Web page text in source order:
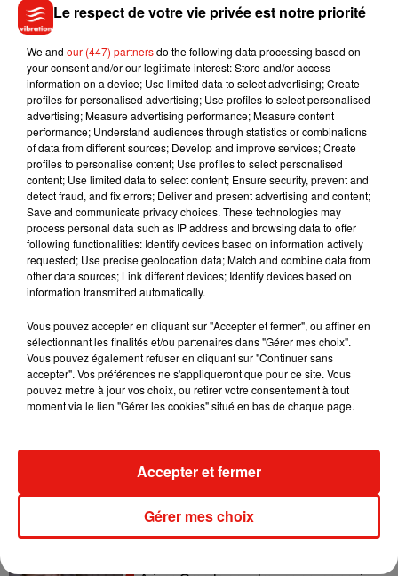
Musique
5 août 2026
Benny Blanco invite Selena Gomez et
Becky G sur son nouveau single
live session solaire
Le respect de votre vie privée est notre priorité
We and our (447) partnersdo the following data processing based on
your consent and/or our legitimate interest: Store and/or access
information on a device; Use limited data to select advertising; Create
profiles for personalised advertising; Use profiles to select personalised
advertising; Measure advertising performance; Measure content
performance; Understand audiences through statistics or combinations
of data from different sources; Develop and improve services; Create
profiles to personalise content; Use profiles to select personalised
content; Use limited data to select content; Ensure security, prevent and
detect fraud, and fix errors; Deliver and present advertising and content;
Save and communicate privacy choices. These technologies may
process personal data such as IP address and browsing data to offer
following functionalities: Identify devices based on information actively
requested; Use precise geolocation data; Match and combine data from
other data sources; Link different devices; Identify devices based on
information transmitted automatically.
Vous pouvez accepter en cliquant sur "Accepter et fermer", ou affiner en
sélectionnant les finalités et/ou partenaires dans "Gérer mes choix".
Vous pouvez également refuser en cliquant sur "Continuer sans
accepter". Vos préférences ne s'appliqueront que pour ce site. Vous
pouvez mettre à jour vos choix, ou retirer votre consentement à tout
moment via le lien "Gérer les cookies" situé en bas de chaque page.
Gérer mes choix
Accepter et fermer